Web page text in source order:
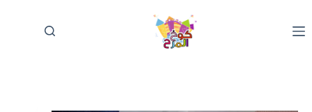
المحتوى